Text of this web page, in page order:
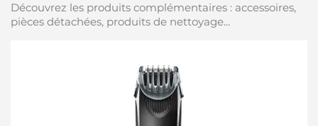
Découvrez les produits complémentaires : accessoires,
pièces détachées, produits de nettoyage...